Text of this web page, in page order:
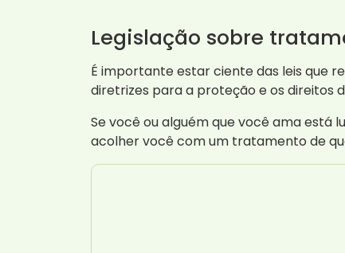
Legislação sobre
É importante estar ciente das leis que
diretrizes para a proteção e os direitos
Se você ou alguém que você ama está
acolher você com um tratamento de